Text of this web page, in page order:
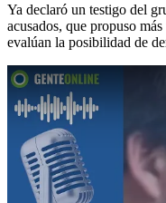
Ya declaró un testigo del
acusados, que propuso
evalúan la posibilidad de